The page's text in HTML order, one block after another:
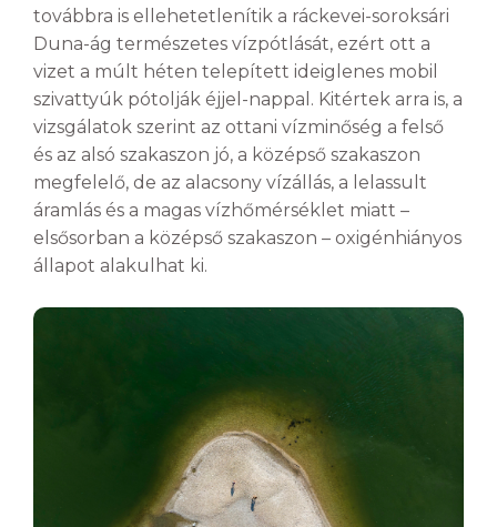
továbbra is ellehetetlenítik a ráckevei-soroksári
Duna-ág természetes vízpótlását, ezért ott a
vizet a múlt héten telepített ideiglenes mobil
szivattyúk pótolják éjjel-nappal. Kitértek arra is, a
vizsgálatok szerint az ottani vízminőség a felső
és az alsó szakaszon jó, a középső szakaszon
megfelelő, de az alacsony vízállás, a lelassult
áramlás és a magas vízhőmérséklet miatt –
elsősorban a középső szakaszon – oxigénhiányos
állapot alakulhat ki.